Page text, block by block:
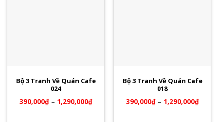
Bộ 3 Tranh Về Quán Cafe
024
390,000₫– 1,290,000₫
Bộ 3 Tranh Về Quán Cafe
018
390,000₫– 1,290,000₫